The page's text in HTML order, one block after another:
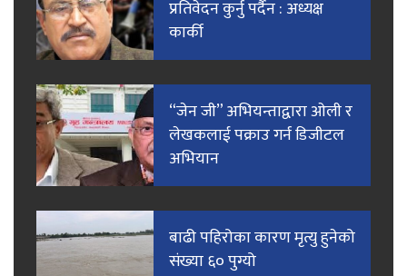
प्रतिवेदन कुर्नु पर्दैन : अध्यक्ष
कार्की
“जेन जी” अभियन्ताद्वारा ओली र
लेखकलाई पक्राउ गर्न डिजीटल
अभियान
बाढी पहिरोका कारण मृत्यु हुनेको
संख्या ६० पुग्यो